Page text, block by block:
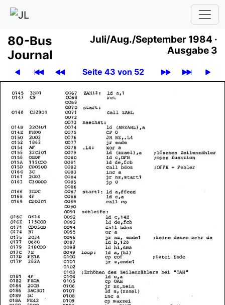
80-Bus
Journal
Juli/Aug./September 1984 ·
Ausgabe 3
Seite 43 von 52